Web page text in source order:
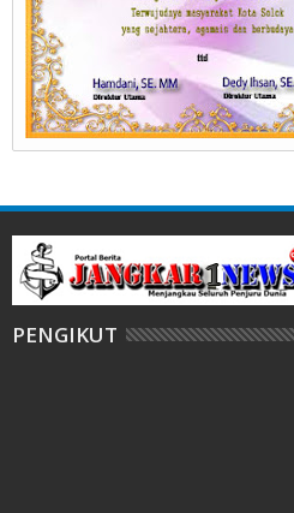
PENGIKUT